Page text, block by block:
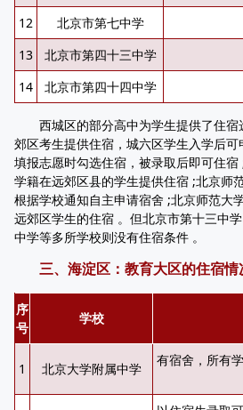
12
北京市第七中学
13
北京市第四十三中学
14
北京市第四十四中学
西城区的部分高中为学生提供了住宿
郊区考生提供住宿，城六区学生入学后
填报志愿时勾选住宿，被录取后即可住
学籍在远郊区县的学生提供住宿 ;北京师
根据学校通知自主申请宿舍 ;北京师范大
远郊区学生的住宿 。但北京市第十三中
中学等多所学校则没有住宿条件 。
三、海淀区：教育大区的住宿情
序
号
学校
1 北京大学附属中学
有宿舍，所有